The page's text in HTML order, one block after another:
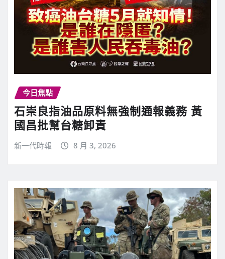
今日焦點
石崇良指油品原料無強制通報義務 黃
國昌批幫台糖卸責
新一代時報 8 月 3, 2026